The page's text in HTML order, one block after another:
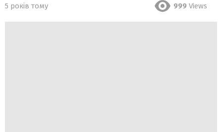
5 років тому 999 Views